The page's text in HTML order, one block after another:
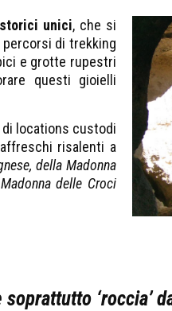
unici, che si
di trekking
e grotte rupestri
questi gioielli
locations custodi
risalenti a
della Madonna
delle Croci
‘roccia’